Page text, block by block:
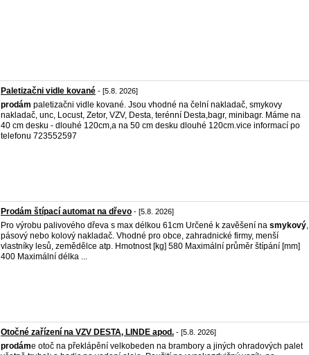
Paletizačni vidle kované - [5.8. 2026]
prodám paletizačni vidle kované. Jsou vhodné na čelní nakladač, smykovy
nakladač, unc, Locust, Zetor, VZV, Desta, terénní Desta,bagr, minibagr. Máme na
40 cm desku - dlouhé 120cm,a na 50 cm desku dlouhé 120cm.vice informací po
telefonu 723552597
Prodám štípací automat na dřevo - [5.8. 2026]
Pro výrobu palivového dřeva s max délkou 61cm Určené k zavěšení na smykový,
pásový nebo kolový nakladač. Vhodné pro obce, zahradnické firmy, menší
vlastníky lesů, zemědělce atp. Hmotnost [kg] 580 Maximální průměr štípání [mm]
400 Maximální délka ...
Otočné zařízení na VZV DESTA, LINDE apod. - [5.8. 2026]
prodáme otoč na překlápění velkobeden na brambory a jiných ohradových palet